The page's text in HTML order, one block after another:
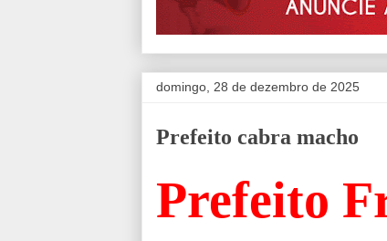
domingo, 28 de dezembro de 2025
Prefeito cabra macho
Prefeito